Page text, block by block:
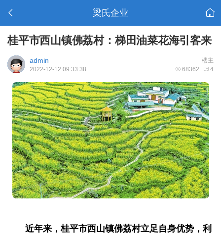
梁氏企业
桂平市西山镇佛荔村：梯田油菜花海引客来
楼主
admin
68362 4
2022-12-12 09:33:38
近年来，桂平市西山镇佛荔村立足自身优势，利